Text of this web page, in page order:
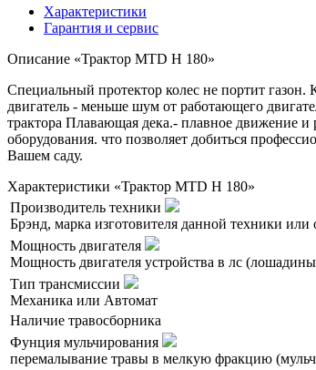
Характеристики
Гарантия и сервис
Описание «Трактор MTD H 180»
Специальный протектор колес не портит
двигатель - меньше шум от работающего
трактора Плавающая дека.- плавное движение
оборудования. что позволяет добиться
Вашем саду.
Характеристики «Трактор MTD H 180»
Производитель техники
Брэнд, марка изготовителя данной техники или
Мощность двигателя
Мощность двигателя устройства в лс
Тип трансмиссии
Механика или Автомат
Наличие травосборника
Фунция мульчирования
перемалывание травы в мелкую фракцию